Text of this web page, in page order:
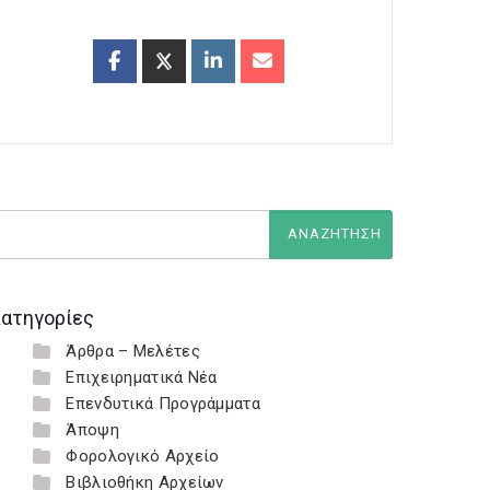
Άρθρα – Μελέτες
Επιχειρηματικά Νέα
Επενδυτικά Προγράμματα
Άποψη
Φορολογικό Αρχείο
Βιβλιοθήκη Αρχείων